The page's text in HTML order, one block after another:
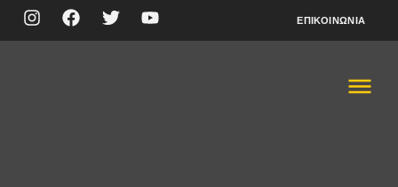
ΕΠΙΚΟΙΝΩΝΊΑ